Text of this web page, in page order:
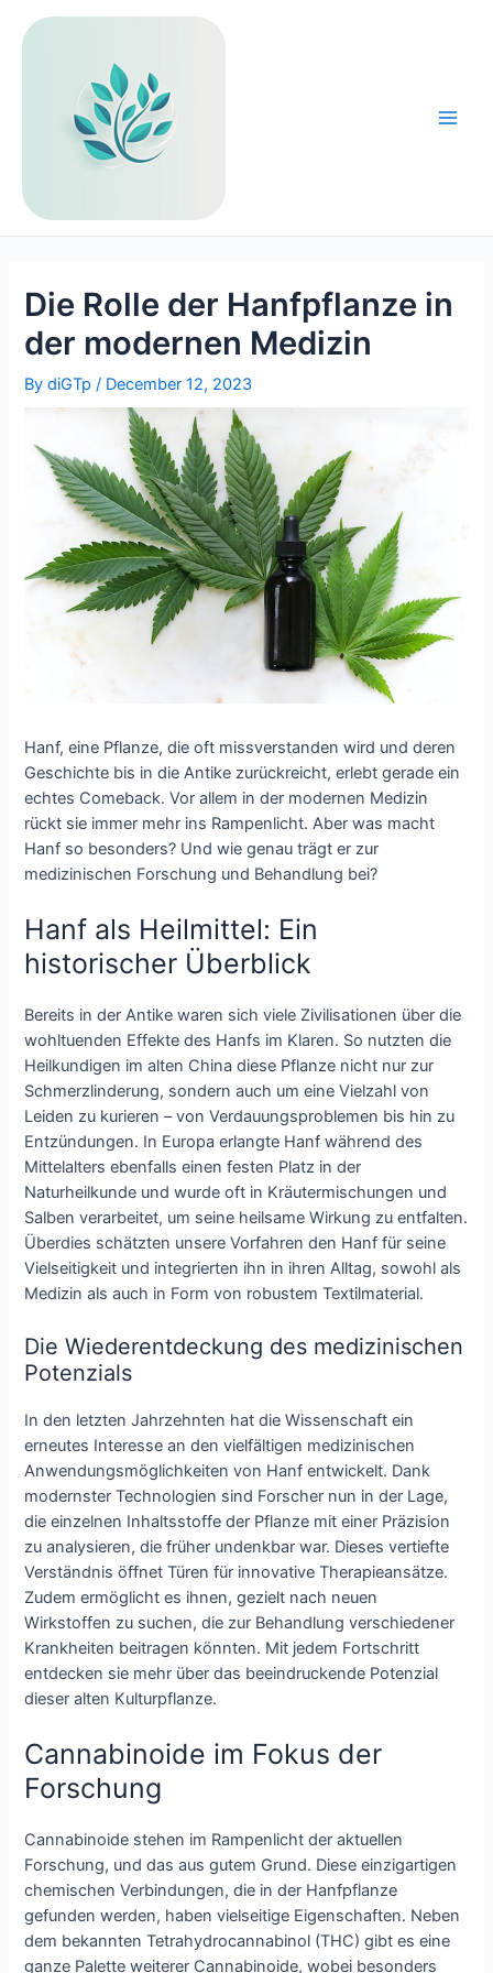
Die Rolle der Hanfpflanze in
der modernen Medizin
BydiGTp/ December 12, 2023
Hanf, eine Pflanze, die oft missverstanden wird und deren
Geschichte bis in die Antike zurückreicht, erlebt gerade ein
echtes Comeback. Vor allem in der modernen Medizin
rückt sie immer mehr ins Rampenlicht. Aber was macht
Hanf so besonders? Und wie genau trägt er zur
medizinischen Forschung und Behandlung bei?
Hanf als Heilmittel: Ein
historischer Überblick
Bereits in der Antike waren sich viele Zivilisationen über die
wohltuenden Effekte des Hanfs im Klaren. So nutzten die
Heilkundigen im alten China diese Pflanze nicht nur zur
Schmerzlinderung, sondern auch um eine Vielzahl von
Leiden zu kurieren – von Verdauungsproblemen bis hin zu
Entzündungen. In Europa erlangte Hanf während des
Mittelalters ebenfalls einen festen Platz in der
Naturheilkunde und wurde oft in Kräutermischungen und
Salben verarbeitet, um seine heilsame Wirkung zu entfalten.
Überdies schätzten unsere Vorfahren den Hanf für seine
Vielseitigkeit und integrierten ihn in ihren Alltag, sowohl als
Medizin als auch in Form von robustem Textilmaterial.
Die Wiederentdeckung des medizinischen
Potenzials
In den letzten Jahrzehnten hat die Wissenschaft ein
erneutes Interesse an den vielfältigen medizinischen
Anwendungsmöglichkeiten von Hanf entwickelt. Dank
modernster Technologien sind Forscher nun in der Lage,
die einzelnen Inhaltsstoffe der Pflanze mit einer Präzision
zu analysieren, die früher undenkbar war. Dieses vertiefte
Verständnis öffnet Türen für innovative Therapieansätze.
Zudem ermöglicht es ihnen, gezielt nach neuen
Wirkstoffen zu suchen, die zur Behandlung verschiedener
Krankheiten beitragen könnten. Mit jedem Fortschritt
entdecken sie mehr über das beeindruckende Potenzial
dieser alten Kulturpflanze.
Cannabinoide im Fokus der
Forschung
Cannabinoide stehen im Rampenlicht der aktuellen
Forschung, und das aus gutem Grund. Diese einzigartigen
chemischen Verbindungen, die in der Hanfpflanze
gefunden werden, haben vielseitige Eigenschaften. Neben
dem bekannten Tetrahydrocannabinol (THC) gibt es eine
ganze Palette weiterer Cannabinoide, wobei besonders